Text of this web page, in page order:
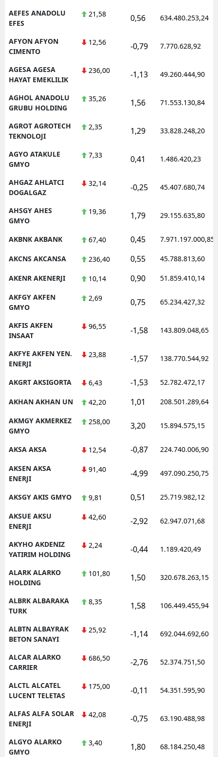
AEFES ANADOLU
EFES
21,58 0,56 634.480.253,24
AFYON AFYON
CIMENTO
12,56 -0,79 7.770.628,92
AGESA AGESA
HAYAT EMEKLILIK
236,00 -1,13 49.260.444,90
AGHOL ANADOLU
GRUBU HOLDING
35,26 1,56 71.553.130,84
AGROT AGROTECH
TEKNOLOJI
2,35 1,29 33.828.248,20
AGYO ATAKULE
GMYO
7,33 0,41 1.486.420,23
AHGAZ AHLATCI
DOGALGAZ
32,14 -0,25 45.407.680,74
AHSGY AHES
GMYO
19,36 1,79 29.155.635,80
AKBNK AKBANK 67,40 0,45 7.971.197.000,85
AKCNS AKCANSA 236,40 0,55 45.788.813,60
AKENR AKENERJI 10,14 0,90 51.859.410,14
AKFGY AKFEN
GMYO
2,69 0,75 65.234.427,32
AKFIS AKFEN
INSAAT
96,55 -1,58 143.809.048,65
AKFYE AKFEN YEN.
ENERJI
23,88 -1,57 138.770.544,92
AKGRT AKSIGORTA 6,43 -1,53 52.782.472,17
AKHAN AKHAN UN 42,20 1,01 208.501.289,64
AKMGY AKMERKEZ
GMYO
258,00 3,20 15.894.575,15
AKSA AKSA 12,54 -0,87 224.740.006,90
AKSEN AKSA
ENERJI
91,40 -4,99 497.090.250,75
AKSGY AKIS GMYO 9,81 0,51 25.719.982,12
AKSUE AKSU
ENERJI
42,60 -2,92 62.947.071,68
AKYHO AKDENIZ
YATIRIM HOLDING
2,24 -0,44 1.189.420,49
ALARK ALARKO
HOLDING
101,80 1,50 320.678.263,15
ALBRK ALBARAKA
TURK
8,35 1,58 106.449.455,94
ALBTN ALBAYRAK
BETON SANAYI
25,92 -1,14 692.044.692,60
ALCAR ALARKO
CARRIER
686,50 -2,76 52.374.751,50
ALCTL ALCATEL
LUCENT TELETAS
175,00 -0,11 54.351.595,90
ALFAS ALFA SOLAR
ENERJI
42,08 -0,75 63.190.488,98
ALGYO ALARKO
GMYO
3,40 1,80 68.184.250,48